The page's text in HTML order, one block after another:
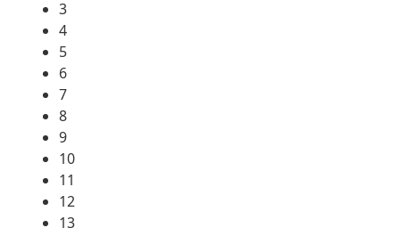
3
4
5
6
7
8
9
10
11
12
13